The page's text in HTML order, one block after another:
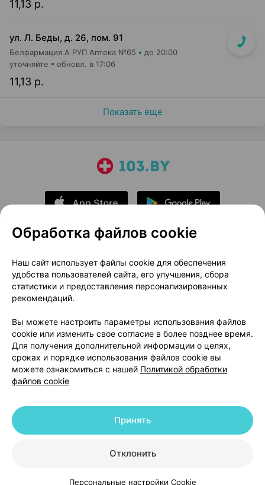
11,13 р.
ул. Л. Беды, д. 26, пом. 91
Белфармация А РУП Аптека №65 до 20:00
11,13 р.
уточняйте обновл. в 17:06
Показать еще
О проекте
Новости проекта
Размещение рекламы
Медицинский маркетинг
Публичный договор
Доставка
Способы оплаты
Вакансии
Партнеры
Написать руководителю 103.by
Написать в поддержку
Персональные настройки Cookie
© 2026 ООО «Артокс Лаб», УНП 191700409 | 220012, Республика Беларусь,
+375 291212755
Обработка файлов cookie
Наш сайт использует файлы cookie для обеспечения
удобства пользователей сайта, его улучшения, сбора
статистики и предоставления персонализированных
рекомендаций.
Вы можете настроить параметры использования файлов
cookie или изменить свое согласие в более позднее время.
Для получения дополнительной информации о целях,
сроках и порядке использования файлов cookie вы
можете ознакомиться с нашей Политикой обработки
файлов cookie
Отклонить
Принять
Персональные настройки Cookie